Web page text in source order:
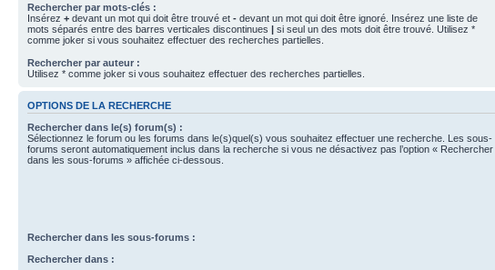
Rechercher par mots-clés :
Insérez + devant un mot qui doit être trouvé et - devant un mot qui doit être ignoré. Insérez une liste de
mots séparés entre des barres verticales discontinues | si seul un des mots doit être trouvé. Utilisez *
comme joker si vous souhaitez effectuer des recherches partielles.
Rechercher par auteur :
Utilisez * comme joker si vous souhaitez effectuer des recherches partielles.
OPTIONS DE LA RECHERCHE
Rechercher dans le(s) forum(s) :
Sélectionnez le forum ou les forums dans le(s)quel(s) vous souhaitez effectuer une recherche. Les sous-
forums seront automatiquement inclus dans la recherche si vous ne désactivez pas l’option « Rechercher
dans les sous-forums » affichée ci-dessous.
Rechercher dans les sous-forums :
Rechercher dans :